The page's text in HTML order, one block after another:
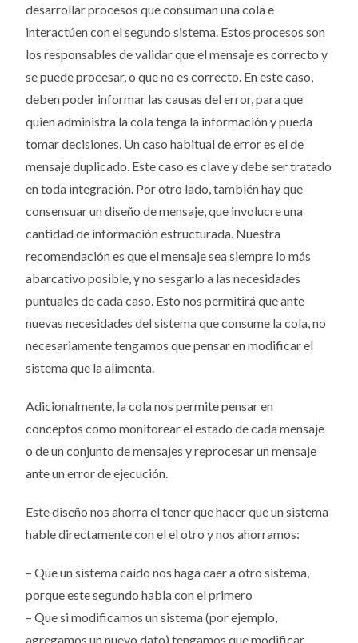
desarrollar procesos que consuman una cola e
interactúen con el segundo sistema. Estos procesos son
los responsables de validar que el mensaje es correcto y
se puede procesar, o que no es correcto. En este caso,
deben poder informar las causas del error, para que
quien administra la cola tenga la información y pueda
tomar decisiones. Un caso habitual de error es el de
mensaje duplicado. Este caso es clave y debe ser tratado
en toda integración. Por otro lado, también hay que
consensuar un diseño de mensaje, que involucre una
cantidad de información estructurada. Nuestra
recomendación es que el mensaje sea siempre lo más
abarcativo posible, y no sesgarlo a las necesidades
puntuales de cada caso. Esto nos permitirá que ante
nuevas necesidades del sistema que consume la cola, no
necesariamente tengamos que pensar en modificar el
sistema que la alimenta.
Adicionalmente, la cola nos permite pensar en
conceptos como monitorear el estado de cada mensaje
o de un conjunto de mensajes y reprocesar un mensaje
ante un error de ejecución.
Este diseño nos ahorra el tener que hacer que un sistema
hable directamente con el el otro y nos ahorramos:
– Que un sistema caído nos haga caer a otro sistema,
porque este segundo habla con el primero
– Que si modificamos un sistema (por ejemplo,
agregamos un nuevo dato) tengamos que modificar